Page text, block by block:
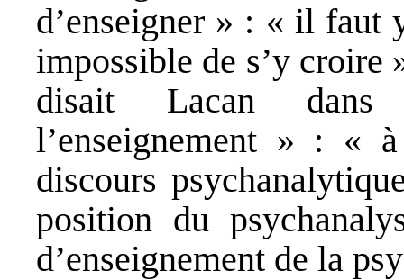
d’enseigner » : « il faut
impossible de s’y croire
disait Lacan
l’enseignement » : «
discours
position du
d’enseignement de la